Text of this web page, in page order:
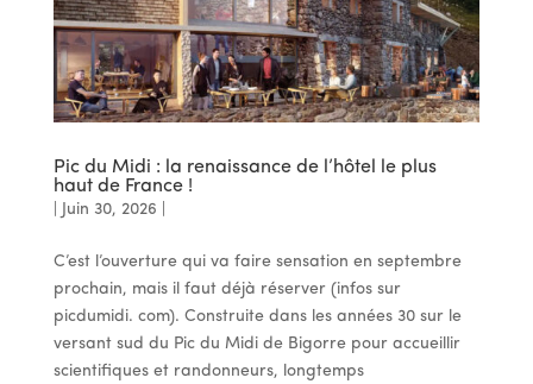
Pic du Midi : la renaissance de l’hôtel le plus
haut de France !
Juin 30, 2026
C’est l’ouverture qui va faire sensation en septembre
prochain, mais il faut déjà réserver (infos sur
picdumidi. com). Construite dans les années 30 sur le
versant sud du Pic du Midi de Bigorre pour accueillir
scientifiques et randonneurs, longtemps